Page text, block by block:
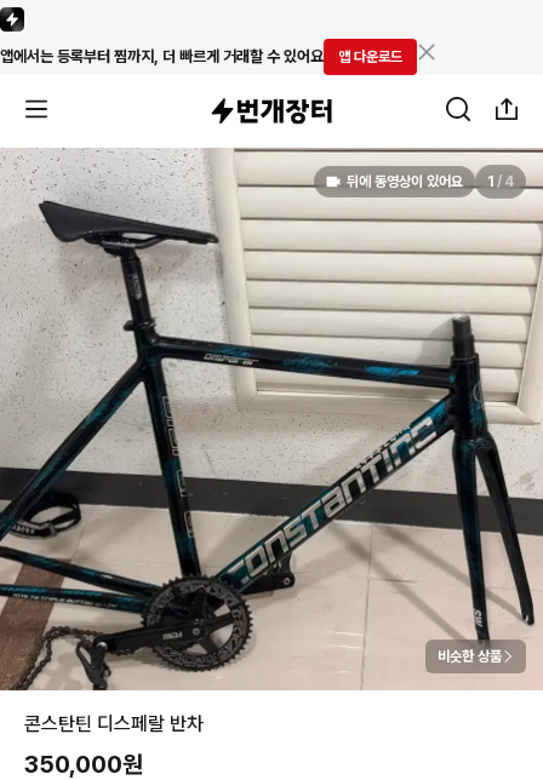
앱에서는 등록부터 찜까지, 더 빠르게 거래할 수 있어요 앱 다운로드
뒤에 동영상이 있어요 1 / 4
비슷한 상품
콘스탄틴 디스페랄 반차
350,000원